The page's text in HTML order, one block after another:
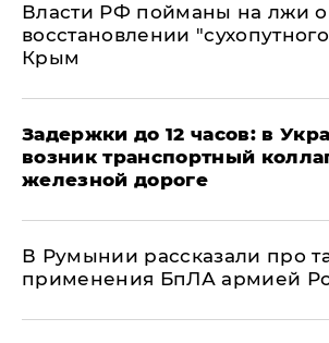
Власти РФ пойманы на лжи о
восстановлении
Крым
Задержки до 12 часов: в
возник транспортный
железной дороге
В Румынии рассказали про
применения БпЛА армией